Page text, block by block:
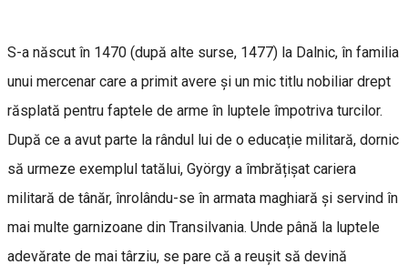
S-a născut în 1470 (după alte surse, 1477) la Dalnic, în familia
unui mercenar care a primit avere și un mic titlu nobiliar drept
răsplată pentru faptele de arme în luptele împotriva turcilor.
După ce a avut parte la rândul lui de o educație militară, dornic
să urmeze exemplul tatălui, György a îmbrățișat cariera
militară de tânăr, înrolându-se în armata maghiară și servind în
mai multe garnizoane din Transilvania. Unde până la luptele
adevărate de mai târziu, se pare că a reușit să devină